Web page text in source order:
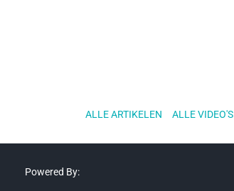
ALLE ARTIKELEN ALLE VIDEO'S
Powered By: